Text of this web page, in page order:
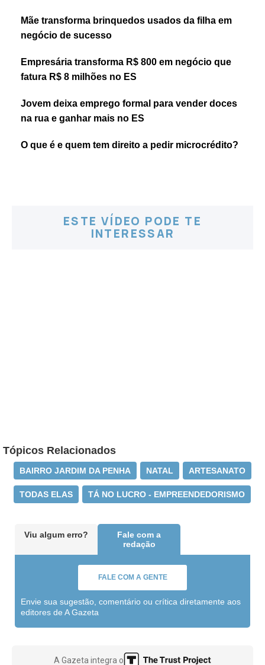
Mãe transforma brinquedos usados da filha em
negócio de sucesso
Empresária transforma R$ 800 em negócio que
fatura R$ 8 milhões no ES
Jovem deixa emprego formal para vender doces
na rua e ganhar mais no ES
O que é e quem tem direito a pedir microcrédito?
ESTE VÍDEO PODE TE
INTERESSAR
Tópicos Relacionados
BAIRRO JARDIM DA PENHA NATAL ARTESANATO
TODAS ELAS TÁ NO LUCRO - EMPREENDEDORISMO
Viu algum erro?
Fale com a
redação
FALE COM A GENTE
Envie sua sugestão, comentário ou crítica diretamente aos
editores de A Gazeta
A Gazeta integra o